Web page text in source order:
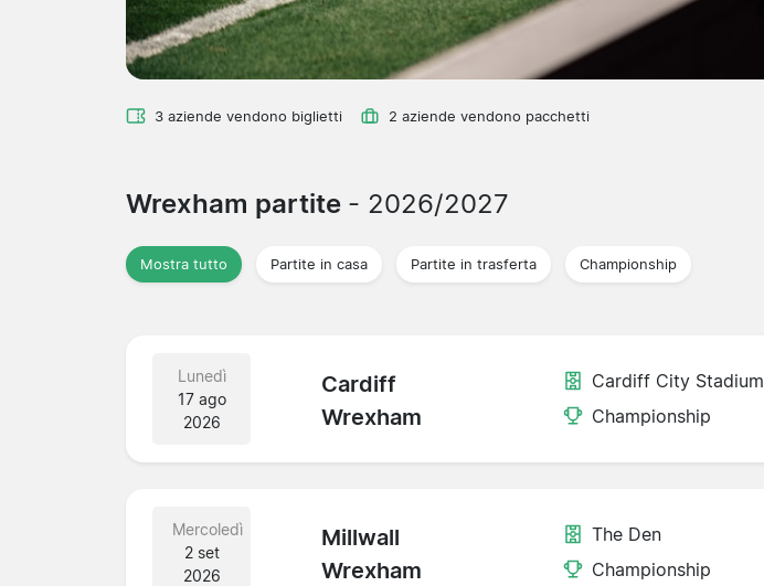
3 aziende vendono biglietti 2 aziende vendono pacchetti
Wrexham partite - 2026/2027
Mostra tutto Partite in casa Partite in trasferta Championship
Lunedì
17 ago
2026
Cardiff
Wrexham
Cardiff City Stadium
Championship
Mercoledì
2 set
2026
Millwall
Wrexham
The Den
Championship